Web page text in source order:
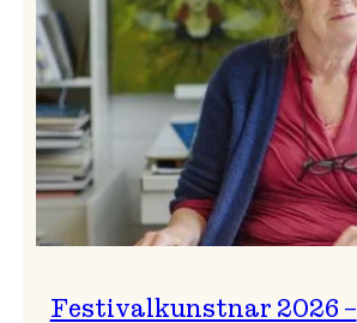
Festivalkunstnar 2026 –